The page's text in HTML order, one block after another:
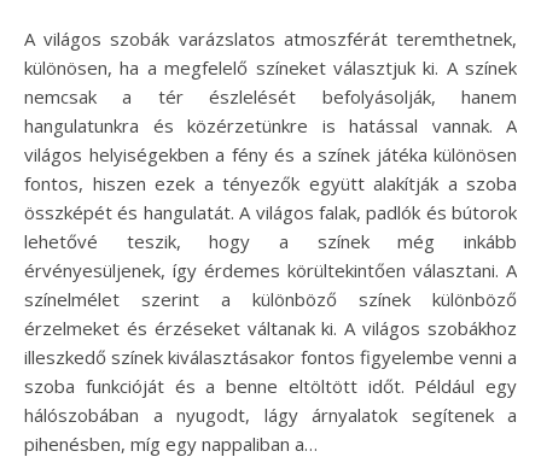
A világos szobák varázslatos atmoszférát teremthetnek,
különösen, ha a megfelelő színeket választjuk ki. A színek
nemcsak a tér észlelését befolyásolják, hanem
hangulatunkra és közérzetünkre is hatással vannak. A
világos helyiségekben a fény és a színek játéka különösen
fontos, hiszen ezek a tényezők együtt alakítják a szoba
összképét és hangulatát. A világos falak, padlók és bútorok
lehetővé teszik, hogy a színek még inkább
érvényesüljenek, így érdemes körültekintően választani. A
színelmélet szerint a különböző színek különböző
érzelmeket és érzéseket váltanak ki. A világos szobákhoz
illeszkedő színek kiválasztásakor fontos figyelembe venni a
szoba funkcióját és a benne eltöltött időt. Például egy
hálószobában a nyugodt, lágy árnyalatok segítenek a
pihenésben, míg egy nappaliban a…